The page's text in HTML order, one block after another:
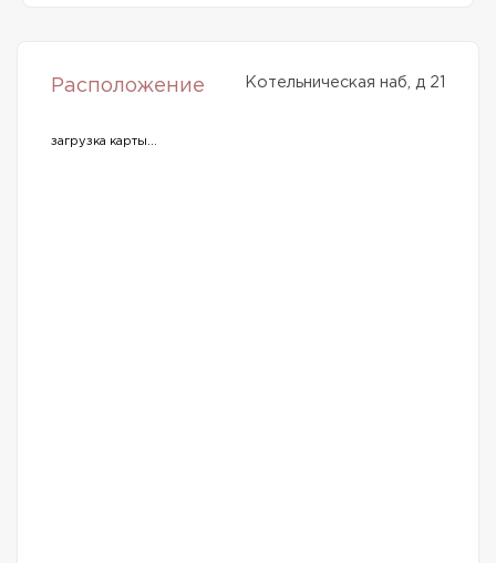
Расположение Котельническая наб, д 21
загрузка карты...